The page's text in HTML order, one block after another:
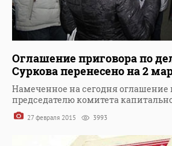
Оглашение приговора по
Суркова перенесено на 2
Намеченное на сегодня оглашение
председателю комитета
27 февраля 2015 3993